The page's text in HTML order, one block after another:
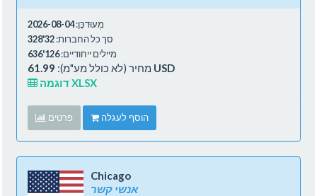
מְעוּדכָּן:2026-08-04
סך כל החברות:32'328
מיילים ייחודיים:126'636
מחיר (לא כולל מע"מ): 61.99 USD
דוגמה XLSX
פרטים הוסף לעגלה
Chicago
אנשי קשר